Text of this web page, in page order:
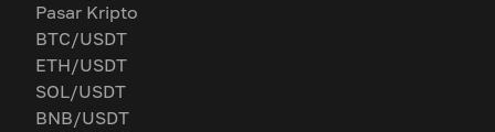
Pasar Kripto
BTC/USDT
ETH/USDT
SOL/USDT
BNB/USDT